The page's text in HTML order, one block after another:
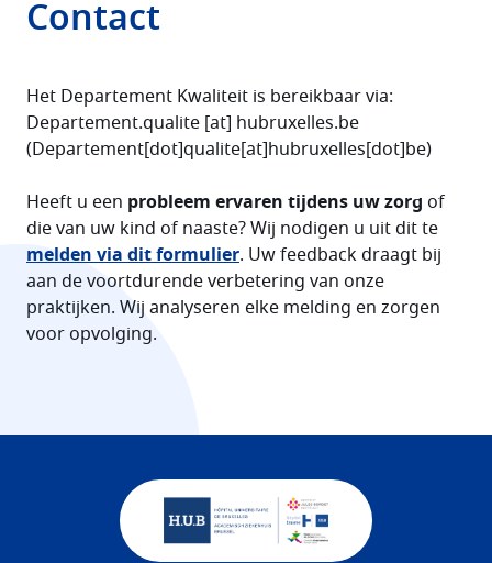
Contact
Het Departement Kwaliteit is bereikbaar via:
Departement.qualite [at] hubruxelles.be
( Departement[dot]qualite[at]hubruxelles[dot]be)
Heeft u een probleem ervaren tijdens uw zorg of
die van uw kind of naaste? Wij nodigen u uit dit te
melden via dit formulier. Uw feedback draagt bij
aan de voortdurende verbetering van onze
praktijken. Wij analyseren elke melding en zorgen
voor opvolging.